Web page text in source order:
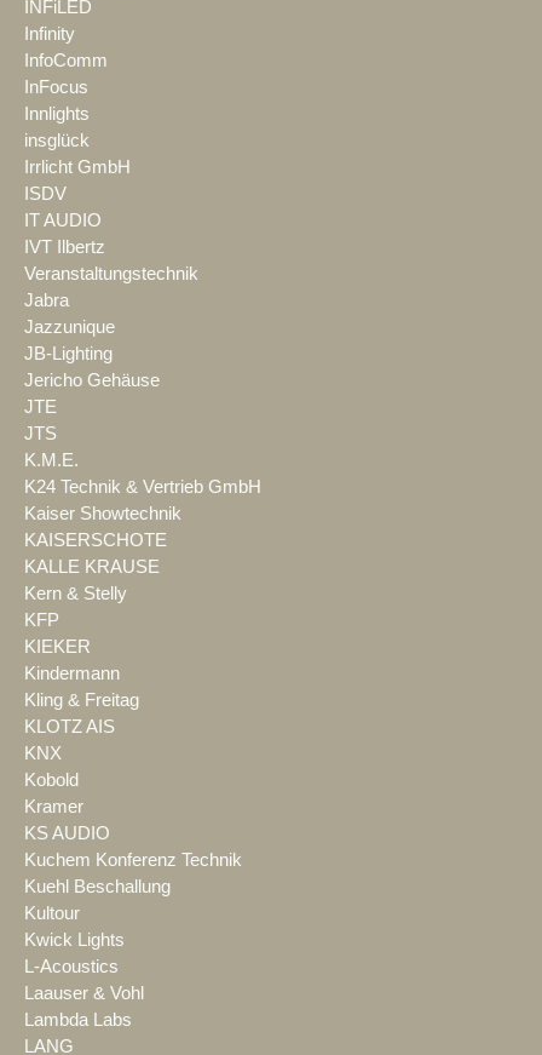
INFiLED
Infinity
InfoComm
InFocus
Innlights
insglück
Irrlicht GmbH
ISDV
IT AUDIO
IVT Ilbertz
Veranstaltungstechnik
Jabra
Jazzunique
JB-Lighting
Jericho Gehäuse
JTE
JTS
K.M.E.
K24 Technik & Vertrieb GmbH
Kaiser Showtechnik
KAISERSCHOTE
KALLE KRAUSE
Kern & Stelly
KFP
KIEKER
Kindermann
Kling & Freitag
KLOTZ AIS
KNX
Kobold
Kramer
KS AUDIO
Kuchem Konferenz Technik
Kuehl Beschallung
Kultour
Kwick Lights
L-Acoustics
Laauser & Vohl
Lambda Labs
LANG